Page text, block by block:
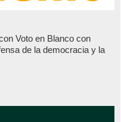
Voto en Blanco con
de la democracia y la